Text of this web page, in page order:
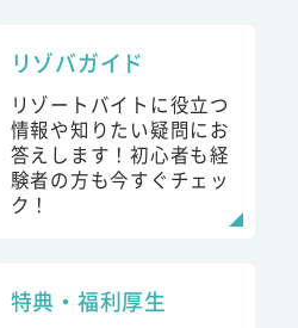
リゾバガイド
リゾートバイトに役立つ
情報や知りたい疑問にお
答えします！初心者も経
験者の方も今すぐチェッ
ク！
特典・福利厚生